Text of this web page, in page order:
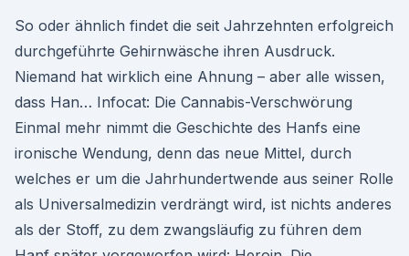
So oder ähnlich findet die seit Jahrzehnten erfolgreich
durchgeführte Gehirnwäsche ihren Ausdruck.
Niemand hat wirklich eine Ahnung – aber alle wissen,
dass Han… Infocat: Die Cannabis-Verschwörung
Einmal mehr nimmt die Geschichte des Hanfs eine
ironische Wendung, denn das neue Mittel, durch
welches er um die Jahrhundertwende aus seiner Rolle
als Universalmedizin verdrängt wird, ist nichts anderes
als der Stoff, zu dem zwangsläufig zu führen dem